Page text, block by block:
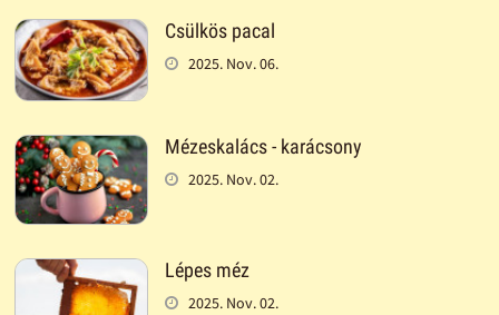
Csülkös pacal
2025. Nov. 06.
Mézeskalács - karácsony
2025. Nov. 02.
Lépes méz
2025. Nov. 02.